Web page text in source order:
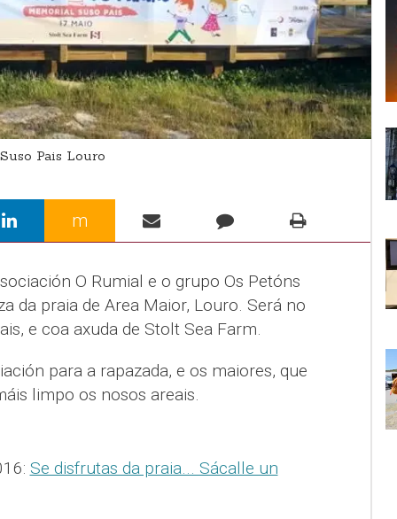
Pais Louro
m
O Rumial e o grupo Os Petóns
da praia de Area Maior, Louro. Será no
e coa axuda de Stolt Sea Farm.
para a rapazada, e os maiores, que
limpo os nosos areais.
Se disfrutas da praia... Sácalle un